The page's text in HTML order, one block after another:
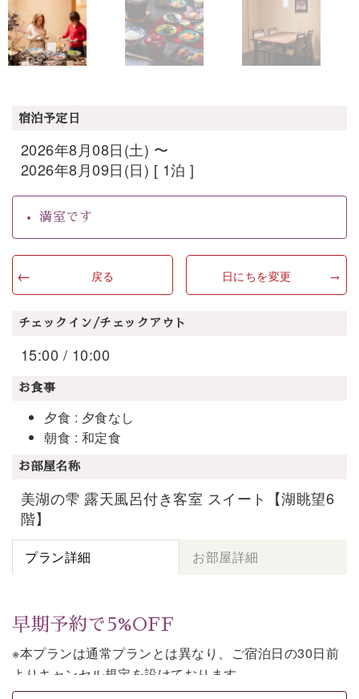
宿泊予定日
2026年8月08日(土) 〜
2026年8月09日(日) [ 1泊 ]
満室です
戻る 日にちを変更
チェックイン/チェックアウト
15:00 / 10:00
お食事
夕食 : 夕食なし
朝食 : 和定食
お部屋名称
美湖の雫 露天風呂付き客室 スイート【湖眺望6
階】
プラン詳細 お部屋詳細
早期予約で5%OFF
※本プランは通常プランとは異なり、ご宿泊日の30日前
よりキャンセル規定を設けております。
※本プランは朝食付きのプランです。2食付きでご利用ご